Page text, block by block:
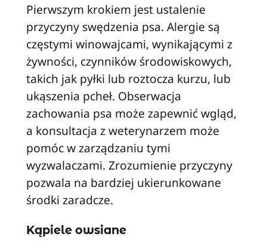
Pierwszym krokiem jest ustalenie
przyczyny swędzenia psa. Alergie są
częstymi winowajcami, wynikającymi z
żywności, czynników środowiskowych,
takich jak pyłki lub roztocza kurzu, lub
ukąszenia pcheł. Obserwacja
zachowania psa może zapewnić wgląd,
a konsultacja z weterynarzem może
pomóc w zarządzaniu tymi
wyzwalaczami. Zrozumienie przyczyny
pozwala na bardziej ukierunkowane
środki zaradcze.
Kąpiele owsiane